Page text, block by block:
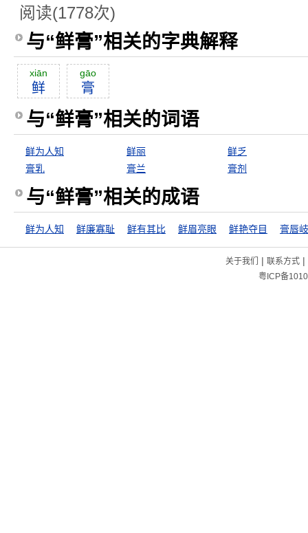
阅读(1778次)
与“鲜膏”相关的字典解释
xiān
鲜
gāo
膏
与“鲜膏”相关的词语
鲜为人知 鲜丽
鲜乏
膏乳
膏兰 膏剂
与“鲜膏”相关的成语
鲜为人知 鲜廉寡耻 鲜有其比 鲜眉亮眼 鲜艳夺目 膏唇
关于我们 | 联系方式|
粤ICP备